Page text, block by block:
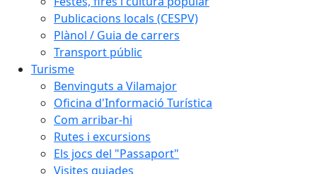
Publicacions locals (CESPV)
Plànol / Guia de carrers
Transport públic
Turisme
Benvinguts a Vilamajor
Oficina d'Informació Turística
Com arribar-hi
Rutes i excursions
Els jocs del "Passaport"
Visites guiades